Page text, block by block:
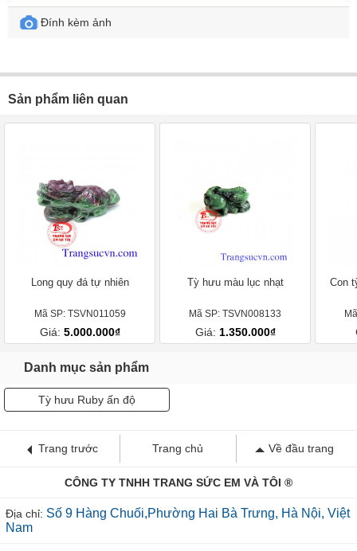
Đính kèm ảnh
Sản phẩm liên quan
Long quy đá tự nhiên
Mã SP: TSVN011059
Giá: 5.000.000₫
Tỳ hưu màu lục nhạt
Mã SP: TSVN008133
Giá: 1.350.000₫
Con
Danh mục sản phẩm
Tỳ hưu Ruby ấn độ
Trang trước Trang chủ Về đầu trang
CÔNG TY TNHH TRANG SỨC EM VÀ TÔI ®
Địa chỉ: Số 9 Hàng Chuối,Phường Hai Bà Trưng, Hà Nội, Việt
Nam